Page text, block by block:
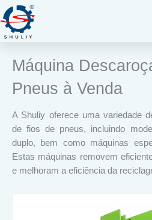
Skip
to
content
Máquina
Pneus à Venda
A Shuliy oferece uma variedade
de fios de pneus, incluindo
duplo, bem como máquinas
Estas máquinas removem
e melhoram a eficiência da